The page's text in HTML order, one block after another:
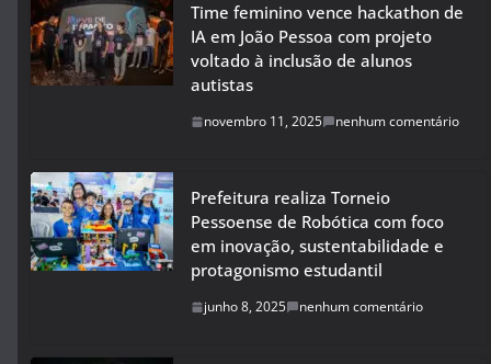
Time feminino vence hackathon de
IA em João Pessoa com projeto
voltado à inclusão de alunos
autistas
novembro 11, 2025 nenhum comentário
Prefeitura realiza Torneio
Pessoense de Robótica com foco
em inovação, sustentabilidade e
protagonismo estudantil
junho 8, 2025 nenhum comentário